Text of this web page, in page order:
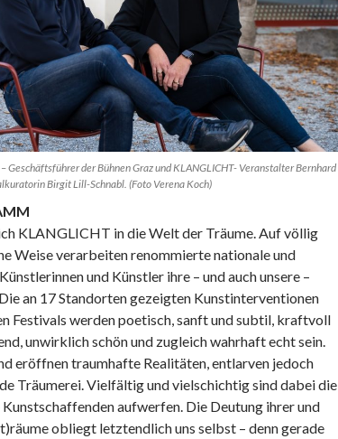
Geschäftsführer der Bühnen Graz und KLANGLICHT- Veranstalter Bernhard
Birgit Lill-Schnabl. (Foto Verena Koch)
KLANGLICHT in die Welt der Träume. Auf völlig
Weise verarbeiten renommierte nationale und
und Künstler ihre – und auch unsere –
an 17 Standorten gezeigten Kunstinterventionen
Festivals werden poetisch, sanft und subtil, kraftvoll
unwirklich schön und zugleich wahrhaft echt sein.
eröffnen traumhafte Realitäten, entlarven jedoch
Träumerei. Vielfältig und vielschichtig sind dabei die
Kunstschaffenden aufwerfen. Die Deutung ihrer und
obliegt letztendlich uns selbst – denn gerade